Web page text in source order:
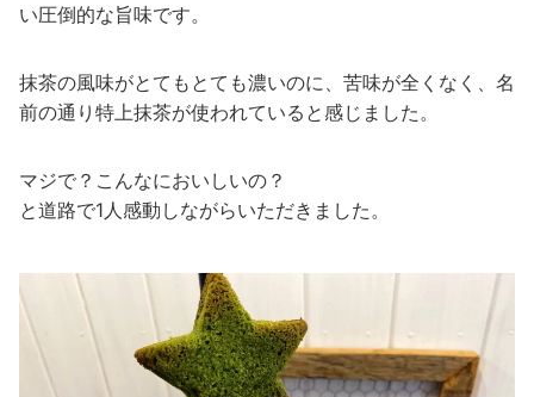
い圧倒的な旨味です。
抹茶の風味がとてもとても濃いのに、苦味が全くなく、名
前の通り特上抹茶が使われていると感じました。
マジで？こんなにおいしいの？
と道路で1人感動しながらいただきました。